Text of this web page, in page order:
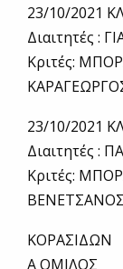
23/10/2021
Διαιτητές :
Κριτές:
23/10/2021
Διαιτητές :
Κριτές:
ΒΕΝΕΤΣΑΝΟΣ
ΚΟΡΑΣΙΔΩΝ
Α ΟΜΙΛΟΣ